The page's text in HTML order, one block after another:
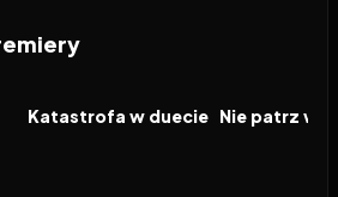
FILM
Katastrofa w duecie FILM
Nie patrz w